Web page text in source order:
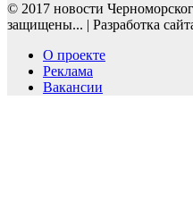
© 2017 новости
защищены... | Разработка
О проекте
Реклама
Вакансии